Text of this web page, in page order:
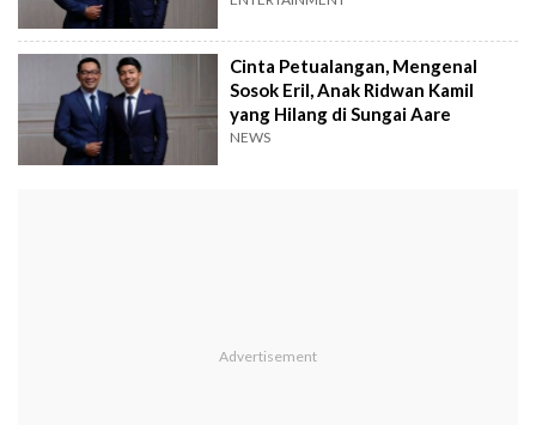
Cinta Petualangan, Mengenal
Sosok Eril, Anak Ridwan Kamil
yang Hilang di Sungai Aare
NEWS